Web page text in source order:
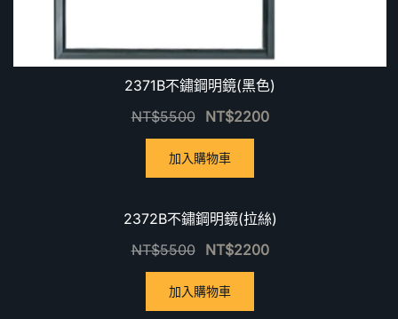
2371B不鏽鋼明鏡(黑色)
NT$5500 NT$2200
加入購物車
2372B不鏽鋼明鏡(拉絲)
NT$5500 NT$2200
加入購物車